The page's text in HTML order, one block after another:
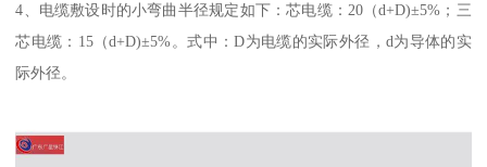
4、电缆敷设时的小弯曲半径规定如下：芯电缆：20（d+D)±5%；三
芯电缆：15（d+D)±5%。式中：D为电缆的实际外径，d为导体的实
际外径。